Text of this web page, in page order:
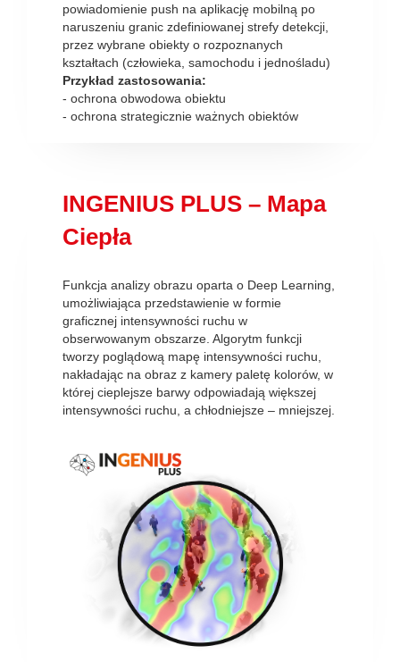
powiadomienie push na aplikację mobilną po
naruszeniu granic zdefiniowanej strefy detekcji,
przez wybrane obiekty o rozpoznanych
kształtach (człowieka, samochodu i jednośladu)
Przykład zastosowania:
- ochrona obwodowa obiektu
- ochrona strategicznie ważnych obiektów
INGENIUS PLUS – Mapa
Ciepła
Funkcja analizy obrazu oparta o Deep Learning,
umożliwiająca przedstawienie w formie
graficznej intensywności ruchu w
obserwowanym obszarze. Algorytm funkcji
tworzy poglądową mapę intensywności ruchu,
nakładając na obraz z kamery paletę kolorów, w
której cieplejsze barwy odpowiadają większej
intensywności ruchu, a chłodniejsze – mniejszej.